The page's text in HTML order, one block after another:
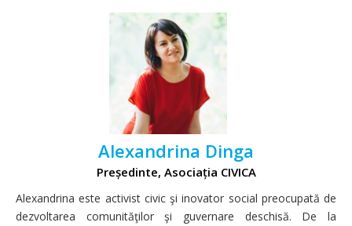
Alexandrina Dinga
Președinte, Asociația CIVICA
Alexandrina este activist civic şi inovator social preocupată de
dezvoltarea comunităţilor şi guvernare deschisă. De la